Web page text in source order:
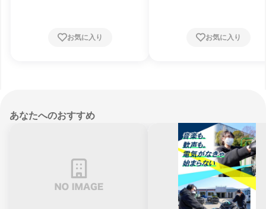
お気に入り お気に入り
あなたへのおすすめ